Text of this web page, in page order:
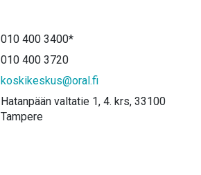
010 400 3400*
010 400 3720
koskikeskus@oral.fi
Hatanpään valtatie 1, 4. krs, 33100
Tampere